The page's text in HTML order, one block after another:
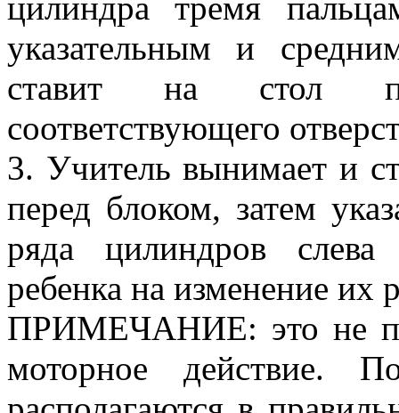
указательным и
ставит на стол
соответствующего
3. Учитель вынимает и
перед блоком, затем
ряда цилиндров
ребенка на изменение их
ПРИМЕЧАНИЕ: это не
моторное действие.